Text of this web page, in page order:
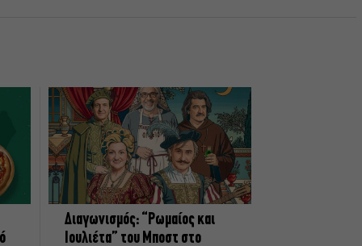
Διαγωνισμός: “Ρωμαίος και
Ιουλιέτα” του Μποστ στο